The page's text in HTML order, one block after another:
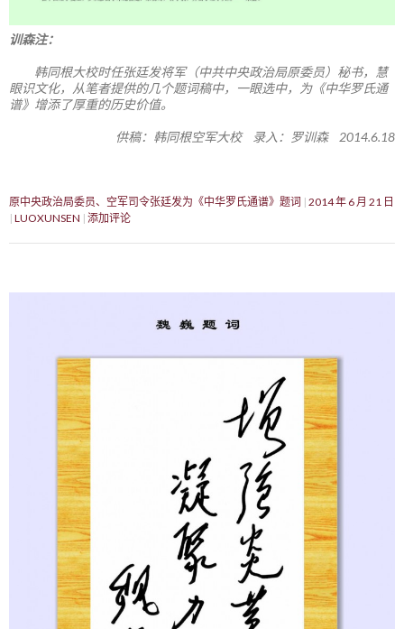
训森注：
韩同根大校时任张廷发将军（中共中央政治局原委员）秘书，慧
眼识文化，从笔者提供的几个题词稿中，一眼选中，为《中华罗氏通
谱》增添了厚重的历史价值。
供稿：韩同根空军大校 录入：罗训森 2014.6.18
原中央政治局委员、空军司令张廷发为《中华罗氏通谱》题词 2014 年 6 月 21 日
LUOXUNSEN 添加评论